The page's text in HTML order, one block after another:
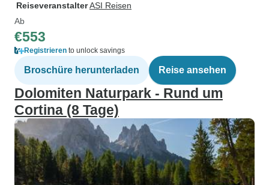
ReiseveranstalterASI Reisen
Ab
€553
Registrieren to unlock savings
Broschüre herunterladen Reise ansehen
Dolomiten Naturpark - Rund um
Cortina (8 Tage)